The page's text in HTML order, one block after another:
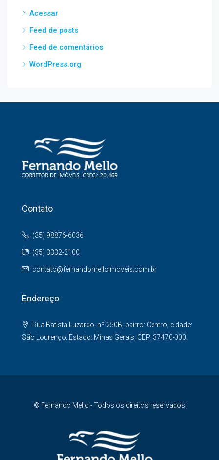
Acessar
Feed de posts
Feed de comentários
WordPress.org
Contato
(35) 98876-6036
(35) 3332-2100
contato@fernandomelloimoveis.com.br
Endereço
Rua Batista Luzardo, nº 250B, bairro: Centro, cidade:
São Lourenço, Estado: Minas Gerais, CEP: 37470-000.
© Fernando Mello - Todos os direitos reservados